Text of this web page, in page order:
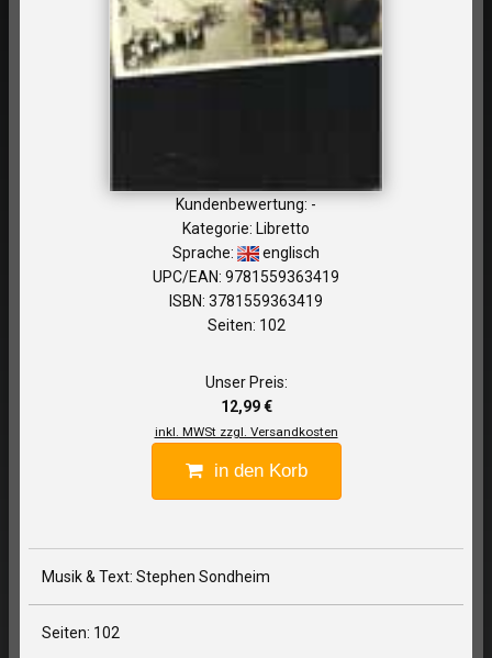
Kundenbewertung: -
Kategorie: Libretto
Sprache:
englisch
UPC/EAN: 9781559363419
ISBN: 3781559363419
Seiten: 102
Unser Preis:
12,99 €
inkl. MWSt zzgl. Versandkosten
in den Korb
Musik & Text: Stephen Sondheim
Seiten: 102